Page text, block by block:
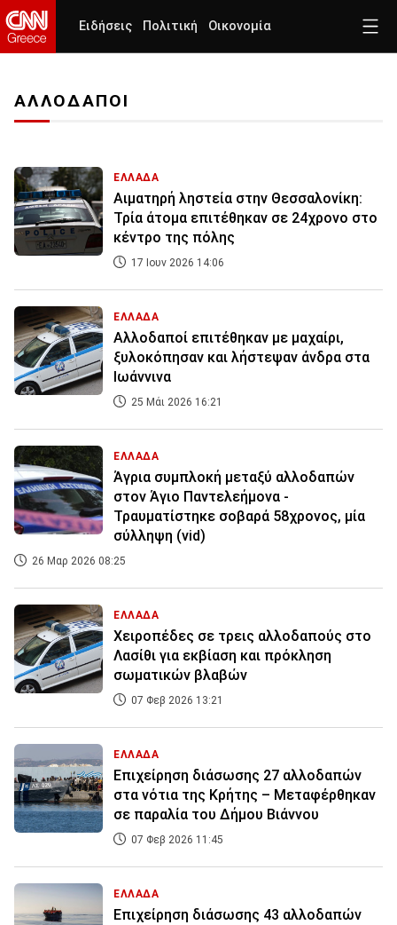
Ειδήσεις Πολιτική Οικονομία
ΑΛΛΟΔΑΠΟΙ
ΕΛΛΑΔΑ
Αιματηρή ληστεία στην Θεσσαλονίκη:
Τρία άτομα επιτέθηκαν σε 24χρονο στο
κέντρο της πόλης
17 Ιουν 2026 14:06
ΕΛΛΑΔΑ
Αλλοδαποί επιτέθηκαν με μαχαίρι,
ξυλοκόπησαν και λήστεψαν άνδρα στα
Ιωάννινα
25 Μάι 2026 16:21
ΕΛΛΑΔΑ
Άγρια συμπλοκή μεταξύ αλλοδαπών
στον Άγιο Παντελεήμονα -
Τραυματίστηκε σοβαρά 58χρονος, μία
σύλληψη (vid)
26 Μαρ 2026 08:25
ΕΛΛΑΔΑ
Χειροπέδες σε τρεις αλλοδαπούς στο
Λασίθι για εκβίαση και πρόκληση
σωματικών βλαβών
07 Φεβ 2026 13:21
ΕΛΛΑΔΑ
Επιχείρηση διάσωσης 27 αλλοδαπών
στα νότια της Κρήτης – Μεταφέρθηκαν
σε παραλία του Δήμου Βιάννου
07 Φεβ 2026 11:45
ΕΛΛΑΔΑ
Επιχείρηση διάσωσης 43 αλλοδαπών